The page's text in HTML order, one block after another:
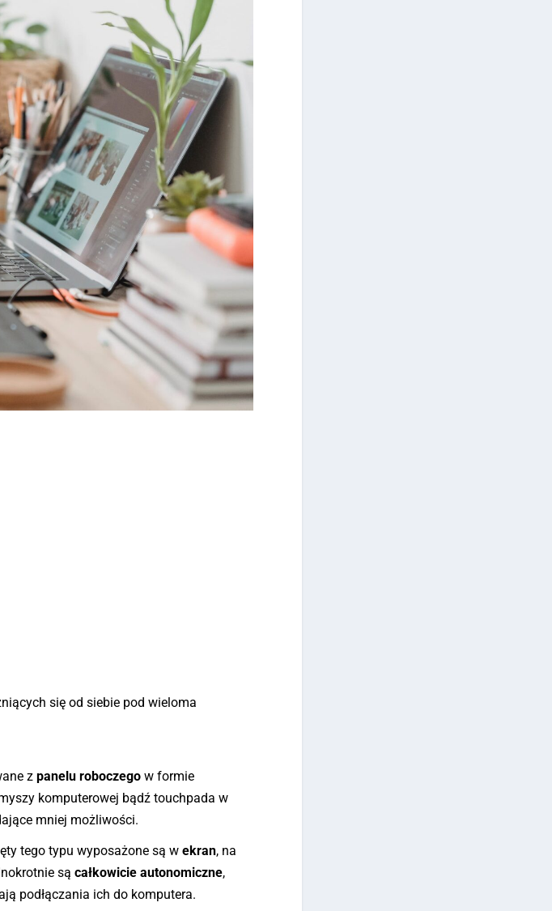
się od siebie pod wieloma
zpanelu roboczego w formie
komputerowej bądź touchpada w
mniej możliwości.
tego typu wyposażone są wekran, na
sącałkowicie autonomiczne,
podłączania ich do komputera.